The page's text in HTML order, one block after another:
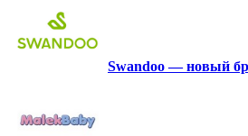
Swandoo — новый